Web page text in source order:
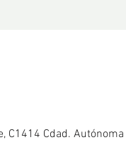
C1414 Cdad.